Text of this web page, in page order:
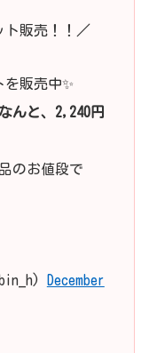
ト販売！！／
販売中✨
んと、2,240円
のお値段で
December